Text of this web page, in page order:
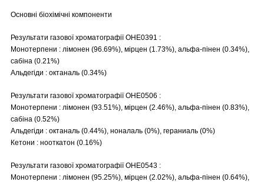
Основні біохімічні компоненти
Результати газової хроматографії OHE0391 :
Монотерпени : лімонен (96.69%), мірцен (1.73%), альфа-пінен (0.34%),
сабіна (0.21%)
Альдегіди : октаналь (0.34%)
Результати газової хроматографії OHE0506 :
Монотерпени : лімонен (93.51%), мірцен (2.46%), альфа-пінен (0.83%),
сабіна (0.52%)
Альдегіди : октаналь (0.44%), ноналаль (0%), гераниаль (0%)
Кетони : нооткатон (0.16%)
Результати газової хроматографії OHE0543 :
Монотерпени : лімонен (95.25%), мірцен (2.02%), альфа-пінен (0.64%),